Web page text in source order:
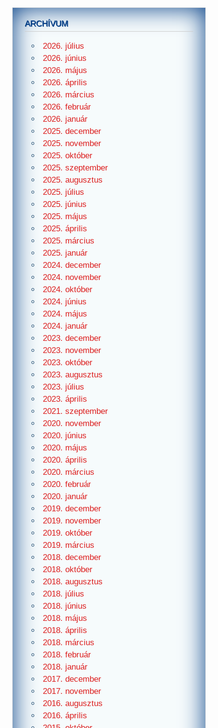
ARCHÍVUM
2026. július
2026. június
2026. május
2026. április
2026. március
2026. február
2026. január
2025. december
2025. november
2025. október
2025. szeptember
2025. augusztus
2025. július
2025. június
2025. május
2025. április
2025. március
2025. január
2024. december
2024. november
2024. október
2024. június
2024. május
2024. január
2023. december
2023. november
2023. október
2023. augusztus
2023. július
2023. április
2021. szeptember
2020. november
2020. június
2020. május
2020. április
2020. március
2020. február
2020. január
2019. december
2019. november
2019. október
2019. március
2018. december
2018. október
2018. augusztus
2018. július
2018. június
2018. május
2018. április
2018. március
2018. február
2018. január
2017. december
2017. november
2016. augusztus
2016. április